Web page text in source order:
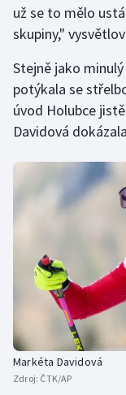
už se to mělo
skupiny,"
Stejně jako
potýkala se
úvod Holubce
Davidová
Markéta Davidová
Zdroj: ČTK/AP